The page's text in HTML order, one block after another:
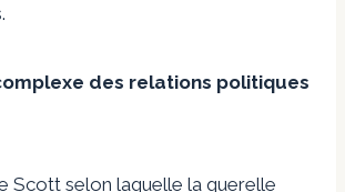
des relations politiques
Scott selon laquelle la querelle